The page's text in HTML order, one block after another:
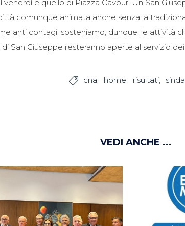
e quello di Piazza Cavour. Un San
comunque animata anche senza la
anti contagi: sosteniamo, dunque, le attività
San Giuseppe resteranno aperte al servizio
 cna home risultati
VEDI ANCHE ...